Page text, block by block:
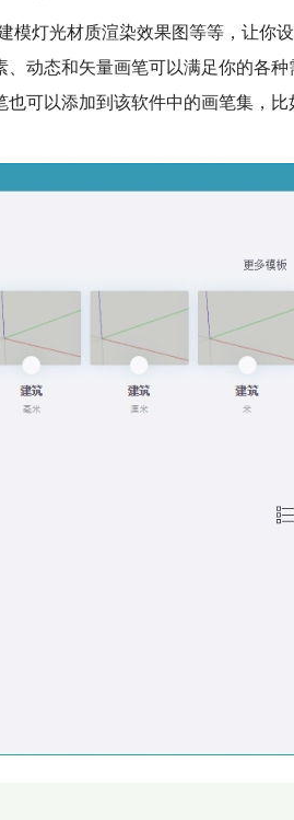
模灯光材质渲染效果图等等，让你
动态和矢量画笔可以满足你的各种
可以添加到该软件中的画笔集，比